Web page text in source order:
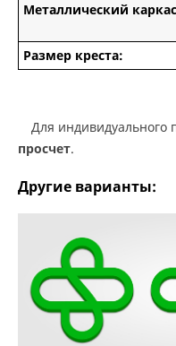
Металлический
Размер креста:
Для
просчет.
Другие варианты: